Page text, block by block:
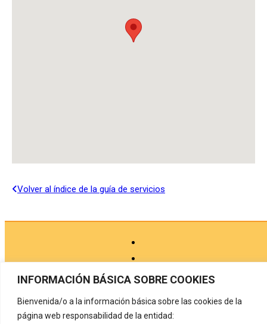
INFORMACIÓN BÁSICA SOBRE COOKIES
Bienvenida/o a la información básica sobre las cookies de la
página web responsabilidad de la entidad:
Volver al índice de la guía de servicios
Aviso legal